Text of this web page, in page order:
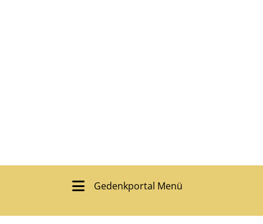
Gedenkportal Menü